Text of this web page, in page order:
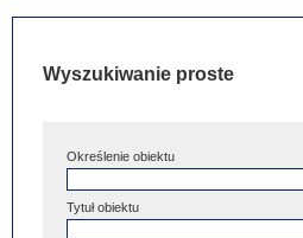
Wyszukiwanie proste
Określenie obiektu
Tytuł obiektu